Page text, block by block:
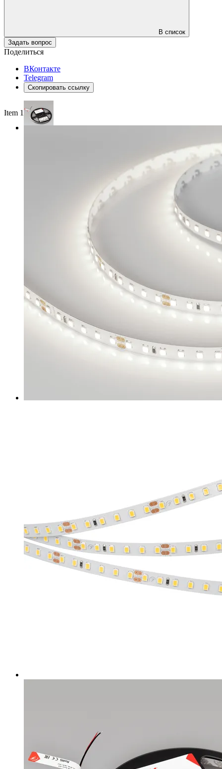
В список
Задать вопрос
Поделиться
ВКонтакте
Telegram
Скопировать ссылку
Item 1 of 3